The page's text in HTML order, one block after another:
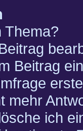
Thema?
Beitrag
mehr
ich